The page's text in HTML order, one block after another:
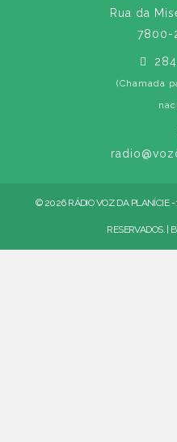
Rua da
7800-
(Chamada
© 2026 RÁDIO VOZ DA PLANÍCIE -
RESERVADOS. |